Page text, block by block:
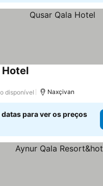
HotelVer preços
disponível Naxçivan
datas para ver os preços